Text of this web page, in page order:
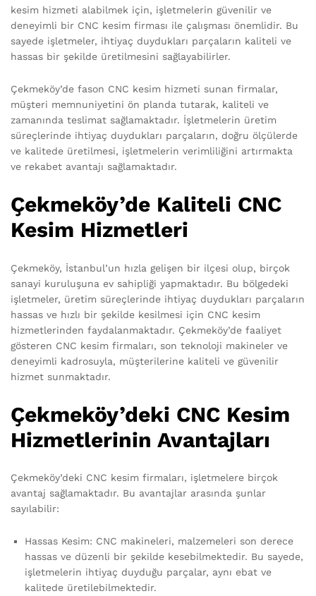
kesim hizmeti alabilmek için, işletmelerin güvenilir ve
deneyimli bir CNC kesim firması ile çalışması önemlidir. Bu
sayede işletmeler, ihtiyaç duydukları parçaların kaliteli ve
hassas bir şekilde üretilmesini sağlayabilirler.
Çekmeköy’de fason CNC kesim hizmeti sunan firmalar,
müşteri memnuniyetini ön planda tutarak, kaliteli ve
zamanında teslimat sağlamaktadır. İşletmelerin üretim
süreçlerinde ihtiyaç duydukları parçaların, doğru ölçülerde
ve kalitede üretilmesi, işletmelerin verimliliğini artırmakta
ve rekabet avantajı sağlamaktadır.
Çekmeköy’de Kaliteli CNC
Kesim Hizmetleri
Çekmeköy, İstanbul’un hızla gelişen bir ilçesi olup, birçok
sanayi kuruluşuna ev sahipliği yapmaktadır. Bu bölgedeki
işletmeler, üretim süreçlerinde ihtiyaç duydukları parçaların
hassas ve hızlı bir şekilde kesilmesi için CNC kesim
hizmetlerinden faydalanmaktadır. Çekmeköy’de faaliyet
gösteren CNC kesim firmaları, son teknoloji makineler ve
deneyimli kadrosuyla, müşterilerine kaliteli ve güvenilir
hizmet sunmaktadır.
Çekmeköy’deki CNC Kesim
Hizmetlerinin Avantajları
Çekmeköy’deki CNC kesim firmaları, işletmelere birçok
avantaj sağlamaktadır. Bu avantajlar arasında şunlar
sayılabilir:
Hassas Kesim: CNC makineleri, malzemeleri son derece
hassas ve düzenli bir şekilde kesebilmektedir. Bu sayede,
işletmelerin ihtiyaç duyduğu parçalar, aynı ebat ve
kalitede üretilebilmektedir.